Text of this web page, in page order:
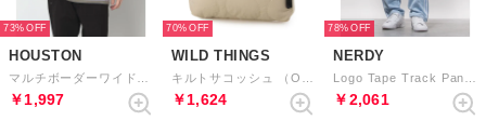
73%
HOUSTON
￥1,997
70%
WILD THINGS
￥1,624
78%
NERDY
￥2,061